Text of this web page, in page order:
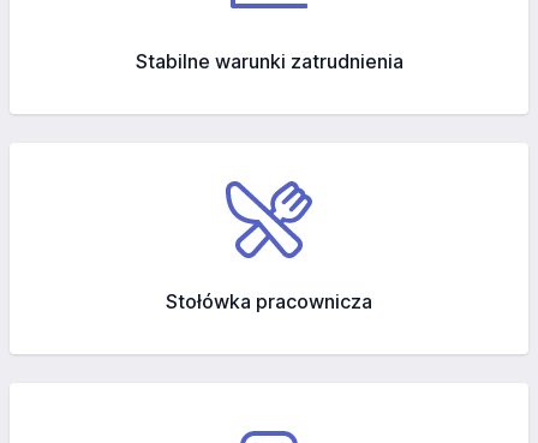
Stabilne warunki zatrudnienia
Stołówka pracownicza